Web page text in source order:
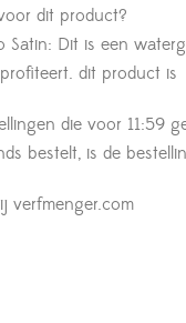
dit product?
Satin: Dit is een
dit product is
die voor 11:59
bestelt, is de
verfmenger.com